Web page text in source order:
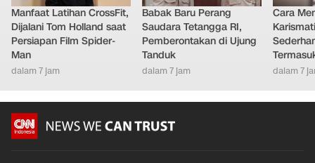
Manfaat Latihan CrossFit,
Dijalani Tom Holland saat
Persiapan Film Spider-
Man
dalam 7 jam
Babak Baru Perang
Saudara Tetangga RI,
Pemberontakan di Ujung
Tanduk
dalam 7 jam
Cara
dalam 7